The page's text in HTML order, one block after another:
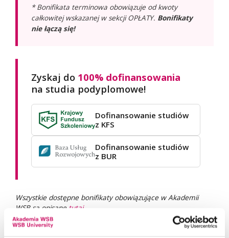
* Bonifikata terminowa obowiązuje od kwoty
całkowitej wskazanej w sekcji OPŁATY. Bonifikaty
nie łączą się!
Zyskaj do 100% dofinansowania
na studia podyplomowe!
Dofinansowanie studiów
z KFS
Dofinansowanie studiów
z BUR
Wszystkie dostępne bonifikaty obowiązujące w Akademii
WSB są opisane tutaj.